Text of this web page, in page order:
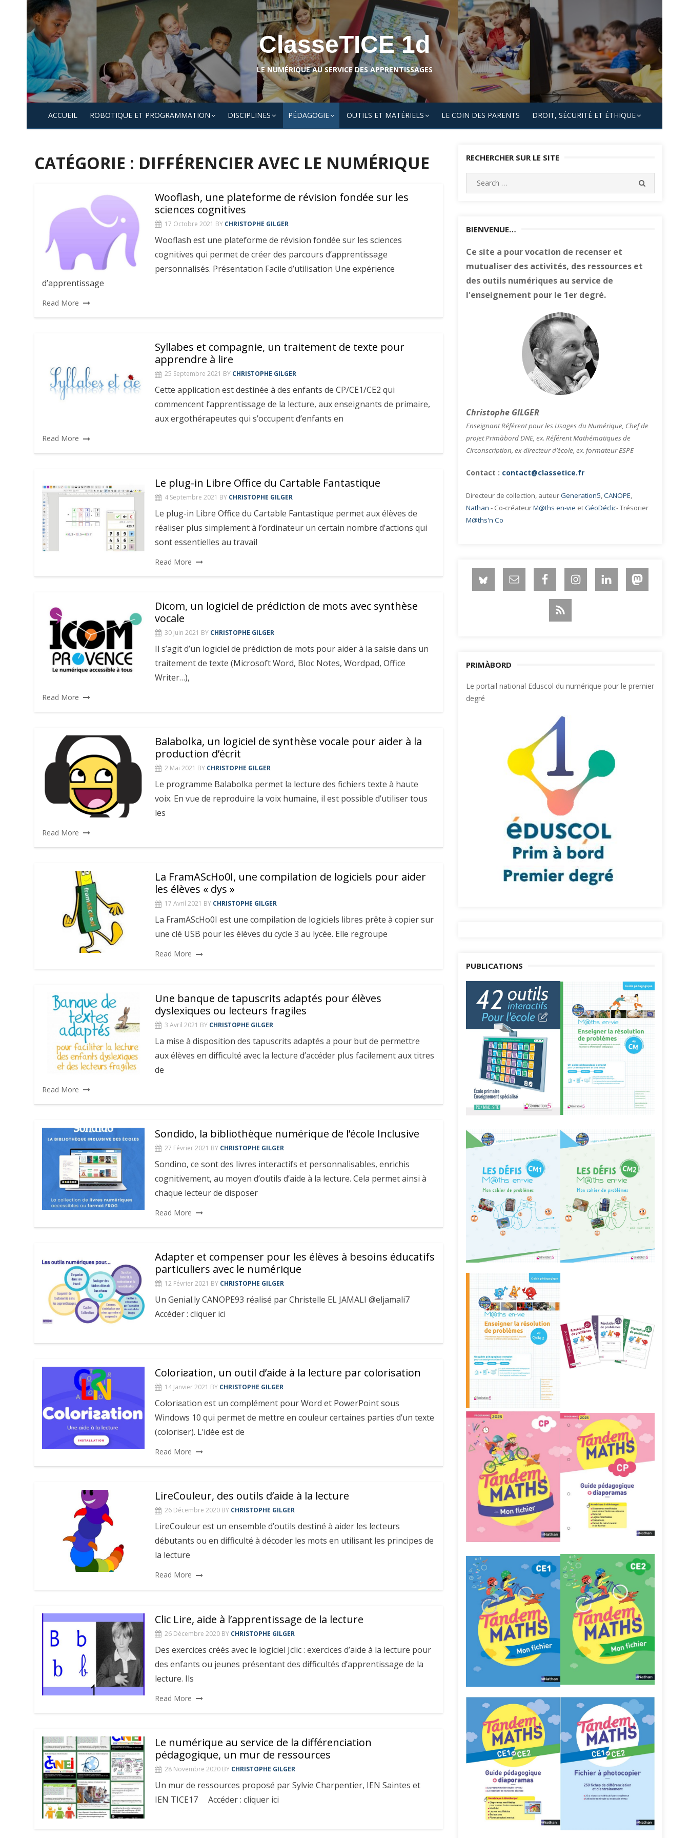
Skip
to
content
ClasseTICE 1d
LE NUMÉRIQUE AU SERVICE DES APPRENTISSAGES
ACCUEIL ROBOTIQUE ET PROGRAMMATION DISCIPLINES PÉDAGOGIE OUTILS ET MATÉRIELS LE COIN DES PARENTS DROIT, SÉCURITÉ ET ÉTHIQUE
CATÉGORIE : DIFFÉRENCIER AVEC LE NUMÉRIQUE
Wooflash, une plateforme de révision fondée sur les
sciences cognitives
17 Octobre 2021 BY CHRISTOPHE GILGER
Wooflash est une plateforme de révision fondée sur les sciences
cognitives qui permet de créer des parcours d’apprentissage
personnalisés. Présentation Facile d’utilisation Une expérience
d’apprentissage
Read More
Syllabes et compagnie, un traitement de texte pour
apprendre à lire
25 Septembre 2021 BY CHRISTOPHE GILGER
Cette application est destinée à des enfants de CP/CE1/CE2 qui
commencent l’apprentissage de la lecture, aux enseignants de primaire,
aux ergothérapeutes qui s’occupent d’enfants en
Read More
Le plug-in Libre Office du Cartable Fantastique
4 Septembre 2021 BY CHRISTOPHE GILGER
Le plug-in Libre Office du Cartable Fantastique permet aux élèves de
réaliser plus simplement à l’ordinateur un certain nombre d’actions qui
sont essentielles au travail
Read More
Dicom, un logiciel de prédiction de mots avec synthèse
vocale
30 Juin 2021 BY CHRISTOPHE GILGER
Il s’agit d’un logiciel de prédiction de mots pour aider à la saisie dans un
traitement de texte (Microsoft Word, Bloc Notes, Wordpad, Office
Writer…),
Read More
Balabolka, un logiciel de synthèse vocale pour aider à la
production d’écrit
2 Mai 2021 BY CHRISTOPHE GILGER
Le programme Balabolka permet la lecture des fichiers texte à haute
voix. En vue de reproduire la voix humaine, il est possible d’utiliser tous
les
Read More
La FramAScHo0I, une compilation de logiciels pour aider
les élèves « dys »
17 Avril 2021 BY CHRISTOPHE GILGER
La FramAScHo0I est une compilation de logiciels libres prête à copier sur
une clé USB pour les élèves du cycle 3 au lycée. Elle regroupe
Read More
Une banque de tapuscrits adaptés pour élèves
dyslexiques ou lecteurs fragiles
3 Avril 2021 BY CHRISTOPHE GILGER
La mise à disposition des tapuscrits adaptés a pour but de permettre
aux élèves en difficulté avec la lecture d’accéder plus facilement aux titres
de
Read More
Sondido, la bibliothèque numérique de l’école Inclusive
27 Février 2021 BY CHRISTOPHE GILGER
Sondino, ce sont des livres interactifs et personnalisables, enrichis
cognitivement, au moyen d’outils d’aide à la lecture. Cela permet ainsi à
chaque lecteur de disposer
Read More
Adapter et compenser pour les élèves à besoins éducatifs
particuliers avec le numérique
12 Février 2021 BY CHRISTOPHE GILGER
Un Genial.ly CANOPE93 réalisé par Christelle EL JAMALI @eljamali7
Accéder : cliquer ici
Coloriƨation, un outil d’aide à la lecture par colorisation
14 Janvier 2021 BY CHRISTOPHE GILGER
Coloriƨation est un complément pour Word et PowerPoint sous
Windows 10 qui permet de mettre en couleur certaines parties d’un texte
(coloriser). L’idée est de
Read More
LireCouleur, des outils d’aide à la lecture
26 Décembre 2020 BY CHRISTOPHE GILGER
LireCouleur est un ensemble d’outils destiné à aider les lecteurs
débutants ou en difficulté à décoder les mots en utilisant les principes de
la lecture
Read More
Clic Lire, aide à l’apprentissage de la lecture
26 Décembre 2020 BY CHRISTOPHE GILGER
Des exercices créés avec le logiciel Jclic : exercices d’aide à la lecture pour
des enfants ou jeunes présentant des difficultés d’apprentissage de la
lecture. Ils
Read More
Le numérique au service de la différenciation
pédagogique, un mur de ressources
28 Novembre 2020 BY CHRISTOPHE GILGER
Un mur de ressources proposé par Sylvie Charpentier, IEN Saintes et
IEN TICE17 Accéder : cliquer ici
RECHERCHER SUR LE SITE
Search
for:
BIENVENUE…
Ce site a pour vocation de recenser et
mutualiser des activités, des ressources et
des outils numériques au service de
l'enseignement pour le 1er degré.
Christophe GILGER
Enseignant Référent pour les Usages du Numérique, Chef de
projet Primàbord DNE, ex. Référent Mathématiques de
Circonscription, ex-directeur d’école, ex. formateur ESPE
Contact : contact@classetice.fr
Directeur de collection, auteurGeneration5,CANOPE,
Nathan - Co-créateurM@ths en-vie etGéoDéclic- Trésorier
M@ths'n Co
PRIMÀBORD
Le portail national Eduscol du numérique pour le premier
degré
PUBLICATIONS